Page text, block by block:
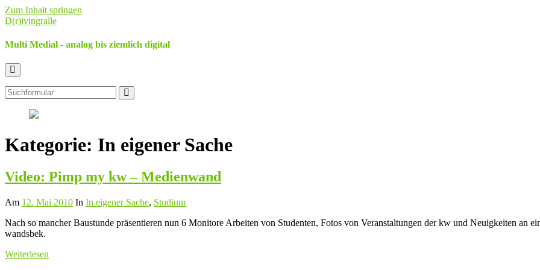
Zum Inhalt springen
D(r)ivingralle
Multi Medial - analog bis ziemlich digital
Suchfeld
umschalten
Kategorie: In eigener Sache
Video: Pimp my kw – Medienwand
Am 12. Mai 2010 In In eigener Sache, Studium
Nach so mancher Baustunde präsentieren nun 6 Monitore Arbeiten von Studenten, Fotos von Veranstaltungen der kw und Neuigkeiten an
wandsbek.
Weiterlesen